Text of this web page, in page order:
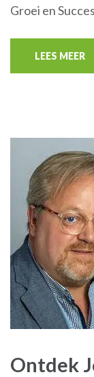
Groei en
LEES MEER
Ontdek